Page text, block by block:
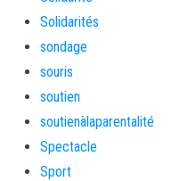
Solidarités
sondage
souris
soutien
soutienàlaparentalité
Spectacle
Sport